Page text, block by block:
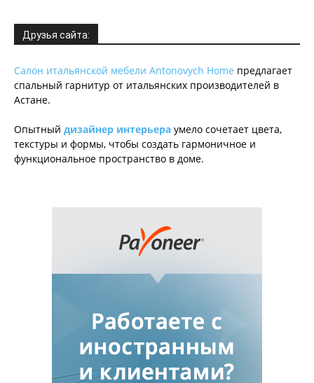
Друзья сайта:
Салон итальянской мебели Antonovych Home предлагает
спальный гарнитур от итальянских производителей в
Астане.
Опытный дизайнер интерьера умело сочетает цвета,
текстуры и формы, чтобы создать гармоничное и
функциональное пространство в доме.